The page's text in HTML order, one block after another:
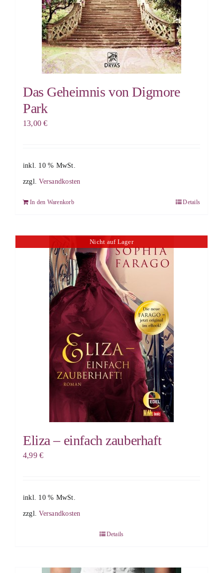
Das Geheimnis von Digmore
Park
13,00€
inkl. 10 % MwSt.
zzgl.Versandkosten
In den Warenkorb Details
Nicht auf Lager
Eliza – einfach zauberhaft
4,99€
inkl. 10 % MwSt.
zzgl.Versandkosten
Details